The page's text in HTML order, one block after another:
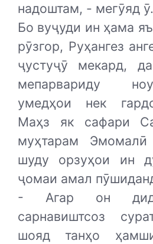
надоштам, - мегӯяд ӯ.
Бо вуҷуди ин ҳама
рӯзгор, Руҳангез
ҷустуҷӯ мекард,
мепарвариду
умедҳои нек
Маҳз як сафари
муҳтарам
шуду орзуҳои ин
ҷомаи амал
- Агар он
сарнавиштсоз
шояд танҳо